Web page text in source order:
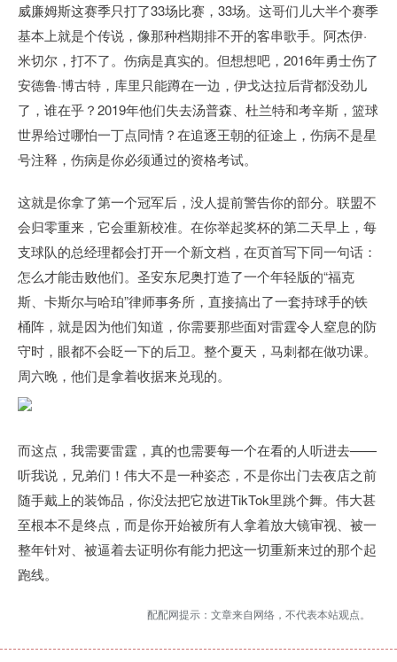
威廉姆斯这赛季只打了33场比赛，33场。这哥们儿大半个赛季
基本上就是个传说，像那种档期排不开的客串歌手。阿杰伊·
米切尔，打不了。伤病是真实的。但想想吧，2016年勇士伤了
安德鲁·博古特，库里只能蹲在一边，伊戈达拉后背都没劲儿
了，谁在乎？2019年他们失去汤普森、杜兰特和考辛斯，篮球
世界给过哪怕一丁点同情？在追逐王朝的征途上，伤病不是星
号注释，伤病是你必须通过的资格考试。
这就是你拿了第一个冠军后，没人提前警告你的部分。联盟不
会归零重来，它会重新校准。在你举起奖杯的第二天早上，每
支球队的总经理都会打开一个新文档，在页首写下同一句话：
怎么才能击败他们。圣安东尼奥打造了一个年轻版的“福克
斯、卡斯尔与哈珀”律师事务所，直接搞出了一套持球手的铁
桶阵，就是因为他们知道，你需要那些面对雷霆令人窒息的防
守时，眼都不会眨一下的后卫。整个夏天，马刺都在做功课。
周六晚，他们是拿着收据来兑现的。
而这点，我需要雷霆，真的也需要每一个在看的人听进去——
听我说，兄弟们！伟大不是一种姿态，不是你出门去夜店之前
随手戴上的装饰品，你没法把它放进TikTok里跳个舞。伟大甚
至根本不是终点，而是你开始被所有人拿着放大镜审视、被一
整年针对、被逼着去证明你有能力把这一切重新来过的那个起
跑线。
配配网提示：文章来自网络，不代表本站观点。